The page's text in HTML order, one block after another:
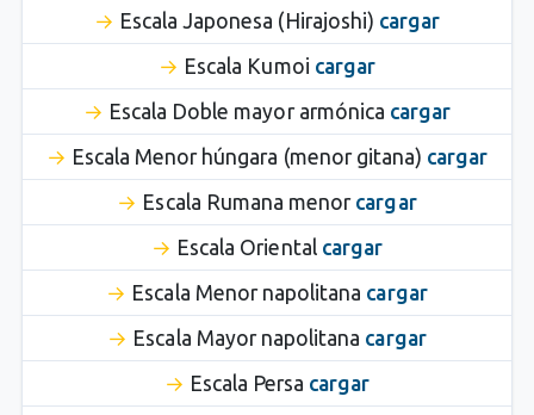
Escala Japonesa (Hirajoshi) cargar
Escala Kumoi cargar
Escala Doble mayor armónica cargar
Escala Menor húngara (menor gitana) cargar
Escala Rumana menor cargar
Escala Oriental cargar
Escala Menor napolitana cargar
Escala Mayor napolitana cargar
Escala Persa cargar